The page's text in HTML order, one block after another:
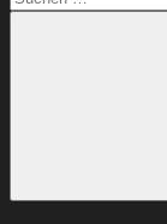
nach: